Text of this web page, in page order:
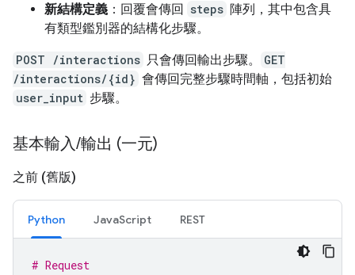
新結構定義 ：回覆會傳回 steps 陣列，其中包含具
有類型鑑別器的結構化步驟。
POST /interactions 只會傳回輸出步驟。
GET
/interactions/{id} 會傳回完整步驟時間軸，包括初始
user_input 步驟。
基本輸入/輸出 (一元)
之前 (舊版)
Python JavaScript REST
# Request